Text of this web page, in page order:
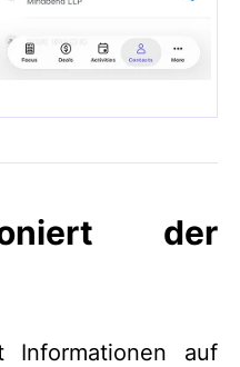
der
Informationen auf